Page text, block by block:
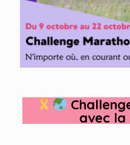
avec la